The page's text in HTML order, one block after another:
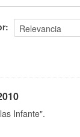
Infante".